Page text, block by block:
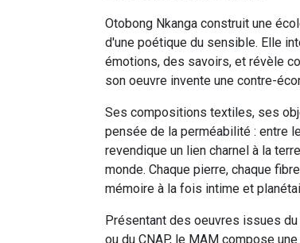
Otobong Nkanga construit une
d'une poétique du sensible. Elle
émotions, des savoirs, et révèle
son oeuvre invente une contre-
Ses compositions textiles, ses
pensée de la perméabilité : entre
revendique un lien charnel à la
monde. Chaque pierre, chaque
mémoire à la fois intime et
Présentant des oeuvres issues
ou du CNAP, le MAM compose